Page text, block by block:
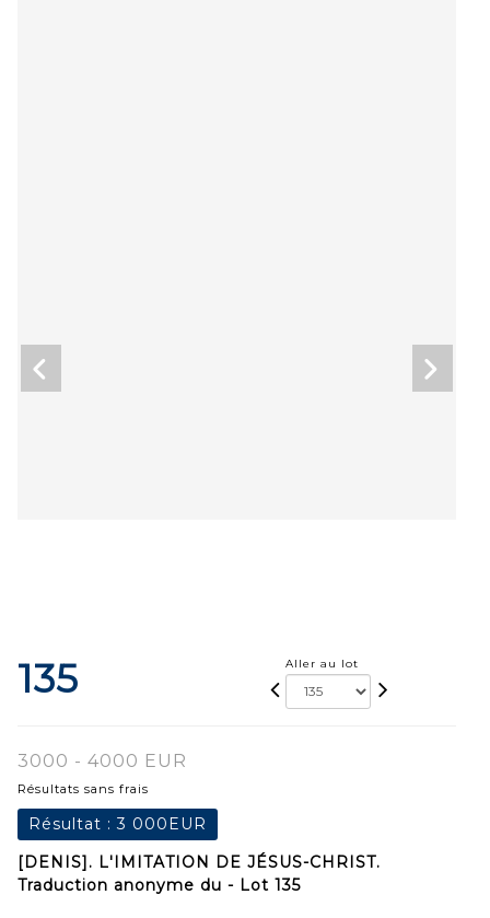
135 Aller au lot
3000 - 4000 EUR
Résultats sans frais
Résultat :3 000EUR
[DENIS]. L'IMITATION DE JÉSUS-CHRIST.
Traduction anonyme du - Lot 135